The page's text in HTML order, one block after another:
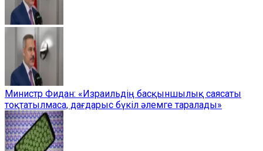
Министр Фидан: «Израильдің басқыншылық саясаты
тоқтатылмаса, дағдарыс бүкіл әлемге таралады»